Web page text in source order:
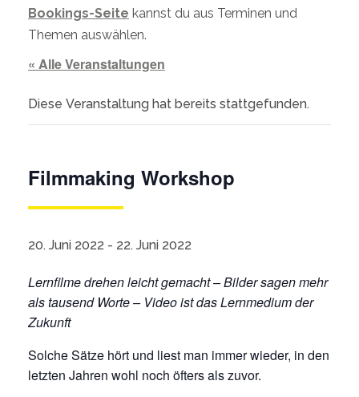
Bookings-Seite kannst du aus Terminen und
Themen auswählen.
« Alle Veranstaltungen
Diese Veranstaltung hat bereits stattgefunden.
Filmmaking Workshop
20. Juni 2022 - 22. Juni 2022
Lernfilme drehen leicht gemacht – Bilder sagen mehr
als tausend Worte – Video ist das Lernmedium der
Zukunft
Solche Sätze hört und liest man immer wieder, in den
letzten Jahren wohl noch öfters als zuvor.